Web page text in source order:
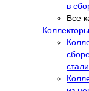
в
Все
стали